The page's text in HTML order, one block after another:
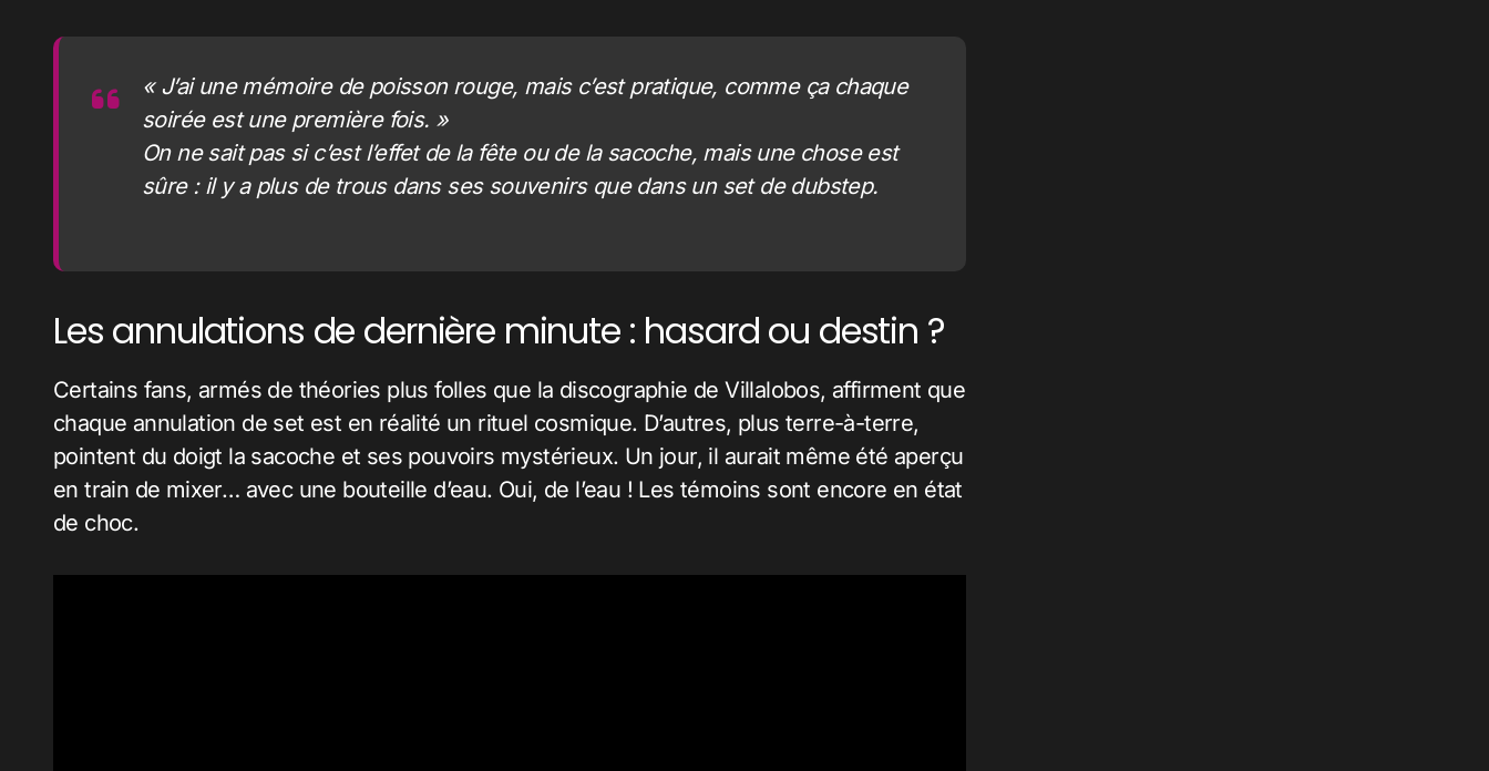
« J’ai une mémoire de poisson rouge, mais c’est pratique, comme ça chaque
soirée est une première fois. »
On ne sait pas si c’est l’effet de la fête ou de la sacoche, mais une chose est
sûre : il y a plus de trous dans ses souvenirs que dans un set de dubstep.
Les annulations de dernière minute : hasard ou destin ?
Certains fans, armés de théories plus folles que la discographie de Villalobos, affirment que
chaque annulation de set est en réalité un rituel cosmique. D’autres, plus terre-à-terre,
pointent du doigt la sacoche et ses pouvoirs mystérieux. Un jour, il aurait même été aperçu
en train de mixer… avec une bouteille d’eau. Oui, de l’eau ! Les témoins sont encore en état
de choc.